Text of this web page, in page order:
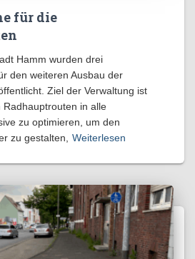
für die
Hamm wurden drei
den weiteren Ausbau der
Ziel der Verwaltung ist
in alle
zu optimieren, um den
zu gestalten,
Weiterlesen